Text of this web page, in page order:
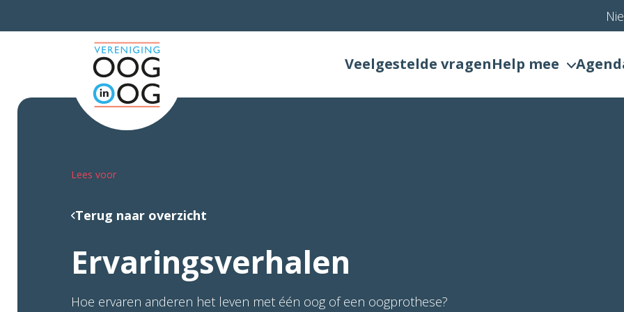
Veelgestelde vragenHelp mee
Lees voor
Terug naar overzicht
Ervaringsverhalen
Hoe ervaren anderen het leven met één oog of een oogprothese?